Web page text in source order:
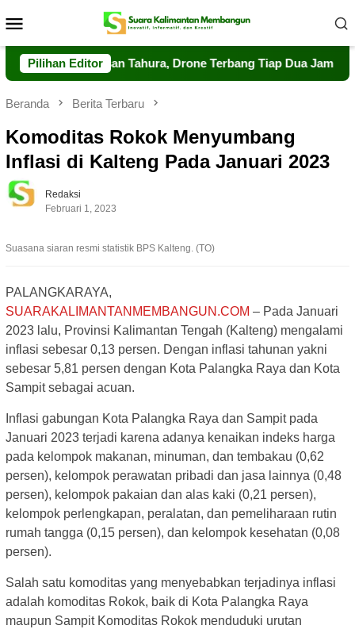
ke
Mobile
Pilihan EditorTahura, Drone Terbang Tiap Dua Jam
Beranda Berita Terbaru
Komoditas Rokok Menyumbang
Inflasi di Kalteng Pada Januari 2023
Redaksi
Februari 1, 2023
Suasana siaran resmi statistik BPS Kalteng. (TO)
PALANGKARAYA,
SUARAKALIMANTANMEMBANGUN.COM – Pada Januari
2023 lalu, Provinsi Kalimantan Tengah (Kalteng) mengalami
inflasi sebesar 0,13 persen. Dengan inflasi tahunan yakni
sebesar 5,81 persen dengan Kota Palangka Raya dan Kota
Sampit sebagai acuan.
Inflasi gabungan Kota Palangka Raya dan Sampit pada
Januari 2023 terjadi karena adanya kenaikan indeks harga
pada kelompok makanan, minuman, dan tembakau (0,62
persen), kelompok perawatan pribadi dan jasa lainnya (0,48
persen), kelompok pakaian dan alas kaki (0,21 persen),
kelompok perlengkapan, peralatan, dan pemeliharaan rutin
rumah tangga (0,15 persen), dan kelompok kesehatan (0,08
persen).
Salah satu komoditas yang menyebabkan terjadinya inflasi
adalah komoditas Rokok, baik di Kota Palangka Raya
maupun Sampit Komoditas Rokok menduduki urutan